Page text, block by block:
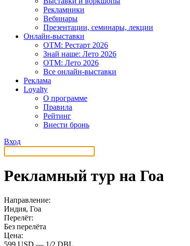
Рекламники
Вебинары
Презентации, семинары, лекции
Онлайн-выставки
OTM: Рестарт 2026
Знай наше: Лето 2026
OTM: Лето 2026
Все онлайн-выставки
Реклама
Loyalty
О программе
Правила
Рейтинг
Внести бронь
Вход
Рекламный тур на Гоа
Направление:
Индия, Гоа
Перелёт:
Без перелёта
Цена:
599 USD — 1/2 DBL